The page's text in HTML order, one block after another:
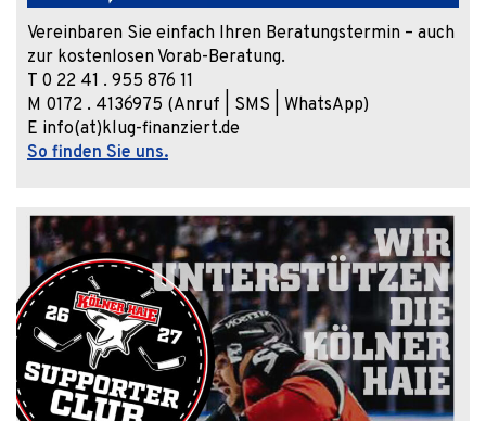
Vereinbaren Sie einfach Ihren Beratungstermin – auch
zur kostenlosen Vorab-Beratung.
T 0 22 41 . 955 876 11
M 0172 . 4136975 (Anruf | SMS | WhatsApp)
E info(at)klug-finanziert.de
So finden Sie uns.